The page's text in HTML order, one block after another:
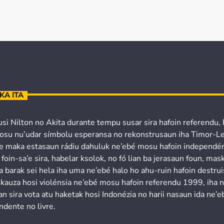
ITA
Nilton no Akita durante tempu susar sira hafoin referendu,
nu’udar símbolu esperansa no rekonstrusaun iha Timor-
maka estasaun rádiu dahuluk ne’ebé mosu hafoin
sa’e sira, habelar ksolok, no fó lian ba jerasaun foun,
barak sei hela iha uma ne’ebé halo ho ahu-ruin hafoin
kauza hosi violénsia ne’ebé mosu hafoin referendu 1999, iha
sira vota atu haketak hosi Indonézia no harii nasaun ida
no livre.